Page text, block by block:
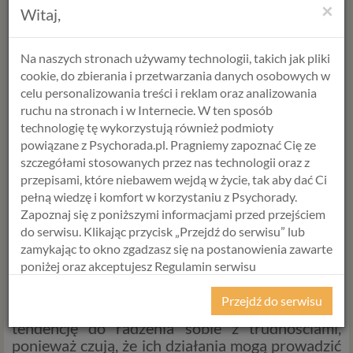
opisał, jak nawet w ekstremalnych warunkach,
decyzja o zachowaniu godności i nadaniu sensu
cierpieniu pozwalała jednostkom przetrwać.
W codziennym życiu nie musimy stawiać czoła aż
tak skrajnym wyzwaniom, jednak to, jak
wybieramy reagować na trudności, ma kluczowy
wpływ na nasz poziom satysfakcji z życia.
Poczucie sensuorazszczęściewynikają często z
wyborów, które są zgodne z naszymi
wartościami i autentycznymi pragnieniami.
Wybory a zdrowie psychiczne
Badania pokazują, że osoby, które wierzą w
swoją zdolność do wpływania na własne życie
), rzadziej cierpią na
depresję i stany lękowe. Mają też większą
tendencję do radzenia sobie z trudnościami,
ponieważ czują, że ich działania mogą prowadzić
×
Witaj,
Na naszych stronach używamy technologii, takich jak pliki
cookie, do zbierania i przetwarzania danych osobowych w
celu personalizowania treści i reklam oraz analizowania
ruchu na stronach i w Internecie. W ten sposób
technologię tę wykorzystują również podmioty
powiązane z Psychorada.pl. Pragniemy zapoznać Cię ze
szczegółami stosowanych przez nas technologii oraz z
przepisami, które niebawem wejdą w życie, tak aby dać Ci
pełną wiedzę i komfort w korzystaniu z Psychorady.
Zapoznaj się z poniższymi informacjami przed przejściem
do serwisu. Klikając przycisk „Przejdź do serwisu” lub
zamykając to okno zgadzasz się na postanowienia zawarte
poniżej oraz akceptujesz Regulamin serwisu
Z dniem 25 maja 2018 r. rozpoczyna obowiązywanie
Przejdź do serwisu